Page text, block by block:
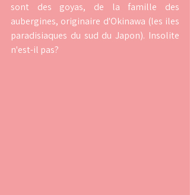
sont des goyas, de la famille des
aubergines, originaire d'Okinawa (les iles
paradisiaques du sud du Japon). Insolite
n'est-il pas?